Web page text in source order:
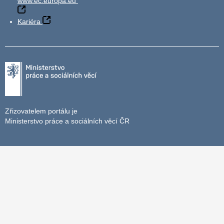
Kariéra
Zřizovatelem portálu je
Ministerstvo práce a sociálních věcí ČR